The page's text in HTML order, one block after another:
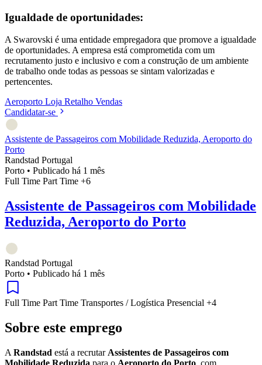
Igualdade de oportunidades:
A Swarovski é uma entidade empregadora que promove a igualdade
de oportunidades. A empresa está comprometida com um
recrutamento justo e inclusivo e com a construção de um ambiente
de trabalho onde todas as pessoas se sintam valorizadas e
pertencentes.
Aeroporto Loja Retalho Vendas
Candidatar-se
Assistente de Passageiros com Mobilidade Reduzida, Aeroporto do
Porto
Randstad Portugal
Porto • Publicado há 1 mês
Full Time Part Time +6
Assistente de Passageiros com Mobilidade
Reduzida, Aeroporto do Porto
Randstad Portugal
Porto • Publicado há 1 mês
Full Time Part Time Transportes / Logística Presencial +4
Sobre este emprego
A Randstad está a recrutar Assistentes de Passageiros com
Mobilidade Reduzida para o Aeroporto do Porto , com